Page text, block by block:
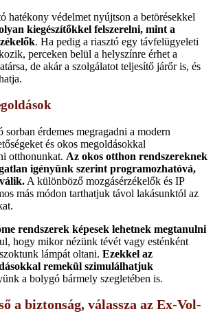
hatékony védelmet nyújtson a betörésekkel
kiegészítőkkel felszerelni, mint a
. Ha pedig a riasztó egy távfelügyeleti
perceken belül a helyszínre érhet a
de akár a szolgálatot teljesítő járőr is, és
érdemes megragadni a modern
és okos megoldásokkal
otthonunkat. Az okos otthon rendszereknek
igényünk szerint programozhatóvá,
A különböző mozgásérzékelők és IP
más módon tarthatjuk távol lakásunktól az
rendszerek képesek lehetnek megtanulni
hogy mikor nézünk tévét vagy esténként
lámpát oltani. Ezekkel az
remekül szimulálhatjuk
a bolygó bármely szegletében is.
a biztonság, válassza az Ex-Vol-